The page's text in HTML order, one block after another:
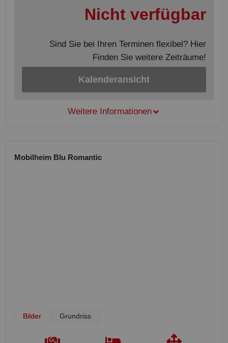
Nicht verfügbar
Sind Sie bei Ihren Terminen flexibel? Hier
Finden Sie weitere Zeiträume!
Kalenderansicht
Weitere Informationen
Mobilheim Blu Romantic
Bilder Grundriss